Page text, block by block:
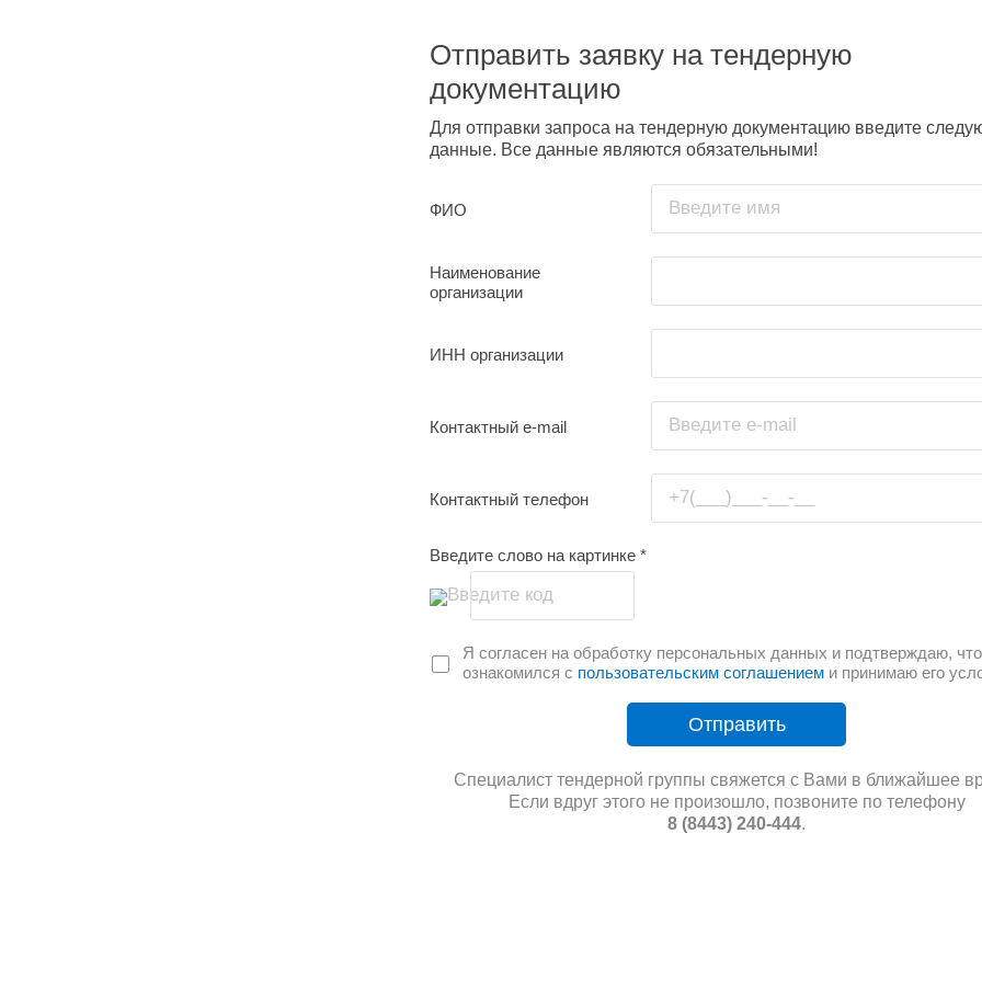
Отправить заявку на тендерную
документацию
Для отправки запроса на тендерную документацию введите
данные. Все данные являются обязательными!
ФИО Введите имя
Наименование
организации
ИНН организации
Контактный e-mail Введите e-mail
Контактный телефон +7(___)___-__-__
Введите слово на картинке *
Введите код
Я согласен на обработку персональных данных и подтверждаю, что
ознакомился с пользовательским соглашением и принимаю его
Отправить
Специалист тендерной группы свяжется с Вами в ближайшее
Если вдруг этого не произошло, позвоните по телефону
8 (8443) 240-444.